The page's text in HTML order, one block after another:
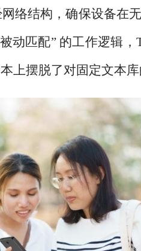
络结构，确保设备在
动匹配” 的工作逻辑
上摆脱了对固定文本库